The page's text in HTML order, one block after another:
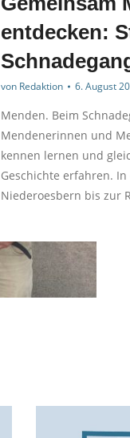
entdecken:
von Redaktion 6. August
Menden. Beim
Mendenerinnen und
kennen lernen und
Geschichte erfahren.
Niederoesbern bis zur